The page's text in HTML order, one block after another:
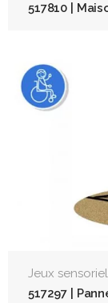
517810 |
Jeux
517297 |